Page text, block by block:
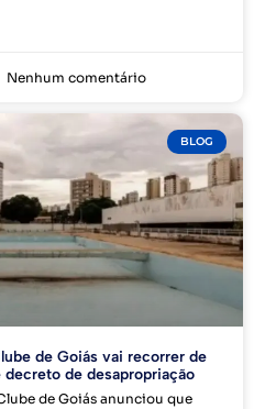
Nenhum comentário
BLOG
de Goiás vai recorrer de
de desapropriação
de Goiás anunciou que